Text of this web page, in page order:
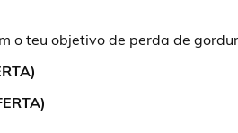
o teu objetivo de perda de